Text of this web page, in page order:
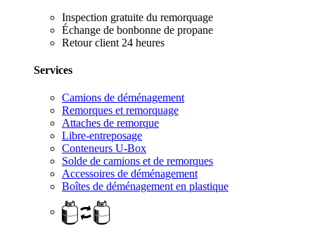
Inspection gratuite du remorquage
Échange de bonbonne de propane
Retour client 24 heures
Services
Camions de déménagement
Remorques et remorquage
Attaches de remorque
Libre-entreposage
Conteneurs U-Box
Solde de camions et de remorques
Accessoires de déménagement
Boîtes de déménagement en plastique